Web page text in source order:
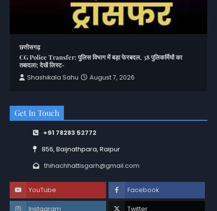
छत्तीसगढ़
CG Police Transfer: पुलिस विभाग में बड़ा फेरबदल, 38 पुलिकर्मियों का
तबादला; देखें लिस्ट-
Shashikala Sahu
August 7, 2026
Get In Touch
+91 78283 52772
856, Baijnathpara, Raipur
thihachhattisgarh@gmail.com
YouTube Facebook
Instagram Twitter